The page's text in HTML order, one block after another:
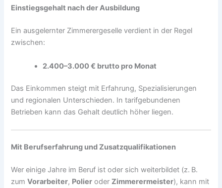
Einstiegsgehalt nach der Ausbildung
Ein ausgelernter Zimmerergeselle verdient in der Regel
zwischen:
2.400–3.000 € brutto pro Monat
Das Einkommen steigt mit Erfahrung, Spezialisierungen
und regionalen Unterschieden. In tarifgebundenen
Betrieben kann das Gehalt deutlich höher liegen.
Mit Berufserfahrung und Zusatzqualifikationen
Wer einige Jahre im Beruf ist oder sich weiterbildet (z. B.
zumVorarbeiter, Polier oderZimmerermeister), kann mit